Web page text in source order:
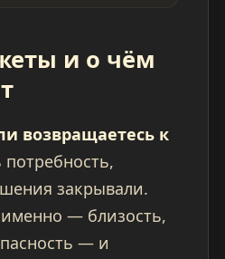
и о чём
возвращаетесь к
потребность,
закрывали.
— близость,
— и